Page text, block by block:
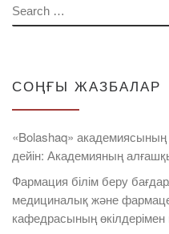
SEARCH
СОҢҒЫ ЖАЗБАЛАР
«Bolashaq» академиясының
дейін: Академияның
Фармация білім беру
медициналық және
кафедрасының өкілдерімен